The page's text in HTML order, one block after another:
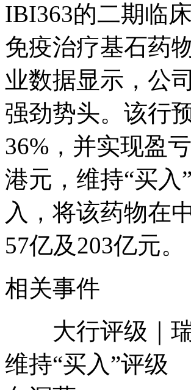
IBI363的二期临
免疫治疗基石药
业数据显示，公
强劲势头。该行
36%，并实现盈
港元，维持“买
入，将该药物在
57亿及203亿元。
相关事件
大行评级｜瑞
维持“买入”评